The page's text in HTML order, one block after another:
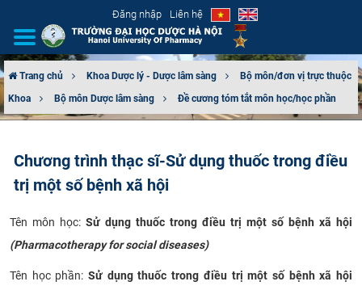
Đăng nhập Liên hệ
GIỚI THIỆU
TUYỂN SINH
ĐÀO TẠO
Trang chủ Khoa Dược lý - Dược lâm sàng
Bộ môn/đơn vị trực thuộc
Khoa
Bộ môn Dược lâm sàng Đề cương tóm tắt môn học/học phần
Chương trình thạc sĩ-Sử dụng thuốc trong điều
trị một số bệnh xã hội
​Tên môn học: Sử dụng thuốc trong điều trị một số bệnh xã hội
(Pharmacotherapy for social diseases)
Tên học phần: Sử dụng thuốc trong điều trị một số bệnh xã hội